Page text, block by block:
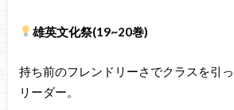
雄英文化祭(19~20巻)
持ち前のフレンドリーさでクラスを引
リーダー。